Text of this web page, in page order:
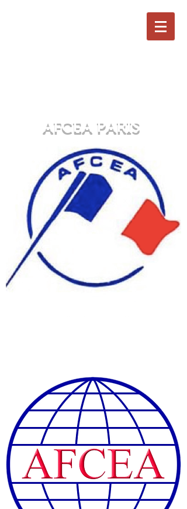
AFCEA PARIS